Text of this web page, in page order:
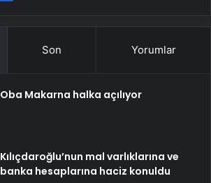
Son Yorumlar
Oba Makarna halka açılıyor
Kılıçdaroğlu’nun mal varlıklarına ve
banka hesaplarına haciz konuldu